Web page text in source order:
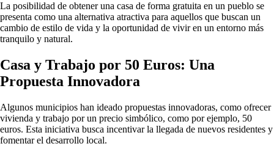
La posibilidad de obtener una casa de forma gratuita en un pueblo se
presenta como una alternativa atractiva para aquellos que buscan un
cambio de estilo de vida y la oportunidad de vivir en un entorno más
tranquilo y natural.
Casa y Trabajo por 50 Euros: Una
Propuesta Innovadora
Algunos municipios han ideado propuestas innovadoras, como ofrecer
vivienda y trabajo por un precio simbólico, como por ejemplo, 50
euros. Esta iniciativa busca incentivar la llegada de nuevos residentes y
fomentar el desarrollo local.